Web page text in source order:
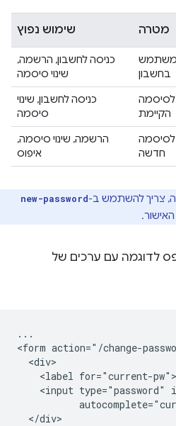
מטרה שימוש נפוץ
בחשבון
כניסה לחשבון, הרשמה,
שינוי סיסמה
הקיימת
כניסה לחשבון, שינוי
סיסמה
חדשה
הרשמה, שינוי סיסמה,
איפוס
צריך להשתמש ב-new-password
לדוגמה עם ערכים של
...
<form action="/change-
  <div>
<label for="current-
<input type="password"
  </div>